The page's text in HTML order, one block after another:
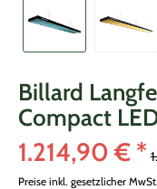
Billard
Compact
1.214,90 € *
Preise inkl. gesetzlicher MwSt.